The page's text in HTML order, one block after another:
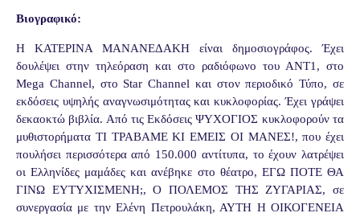
Βιογραφικό:
Η ΚΑΤΕΡΙΝΑ ΜΑΝΑΝΕΔΑΚΗ είναι δημοσιογράφος. Έχει
δουλέψει στην τηλεόραση και στο ραδιόφωνο του ΑΝΤ1, στο
Mega Channel, στο Star Channel και στον περιοδικό Τύπο, σε
εκδόσεις υψηλής αναγνωσιμότητας και κυκλοφορίας. Έχει γράψει
δεκαοκτώ βιβλία. Από τις Εκδόσεις ΨΥΧΟΓΙΟΣ κυκλοφορούν τα
μυθιστορήματα ΤΙ ΤΡΑΒΑΜΕ ΚΙ ΕΜΕΙΣ ΟΙ ΜΑΝΕΣ!, που έχει
πουλήσει περισσότερα από 150.000 αντίτυπα, το έχουν λατρέψει
οι Ελληνίδες μαμάδες και ανέβηκε στο θέατρο, ΕΓΩ ΠΟΤΕ ΘΑ
ΓΙΝΩ ΕΥΤΥΧΙΣΜΕΝΗ;, Ο ΠΟΛΕΜΟΣ ΤΗΣ ΖΥΓΑΡΙΑΣ, σε
συνεργασία με την Ελένη Πετρουλάκη, ΑΥΤΗ Η ΟΙΚΟΓΕΝΕΙΑ